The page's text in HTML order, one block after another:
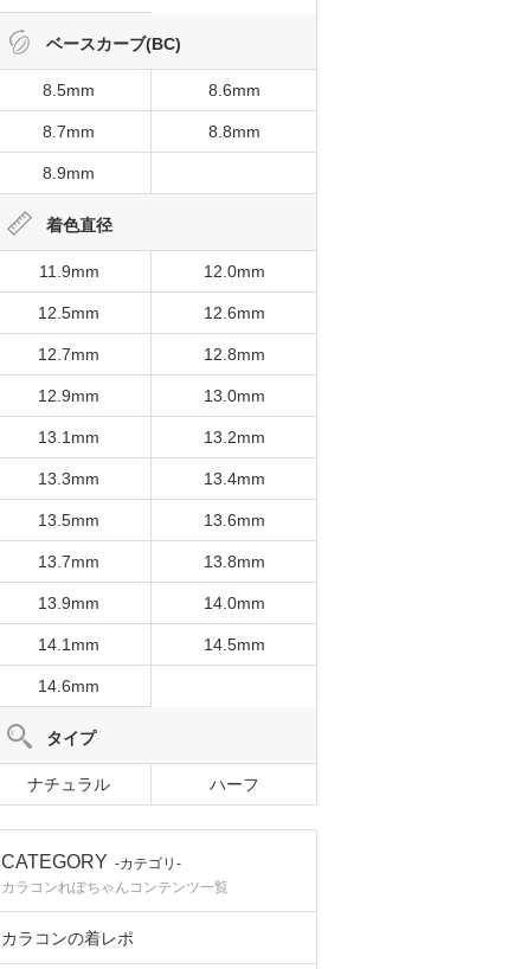
ベースカーブ(BC)
8.5mm 8.6mm
8.7mm 8.8mm
8.9mm
着色直径
11.9mm 12.0mm
12.5mm 12.6mm
12.7mm 12.8mm
12.9mm 13.0mm
13.1mm 13.2mm
13.3mm 13.4mm
13.5mm 13.6mm
13.7mm 13.8mm
13.9mm 14.0mm
14.1mm 14.5mm
14.6mm
タイプ
ナチュラル ハーフ
CATEGORY -カテゴリ-
カラコンれぽちゃんコンテンツ一覧
カラコンの着レポ